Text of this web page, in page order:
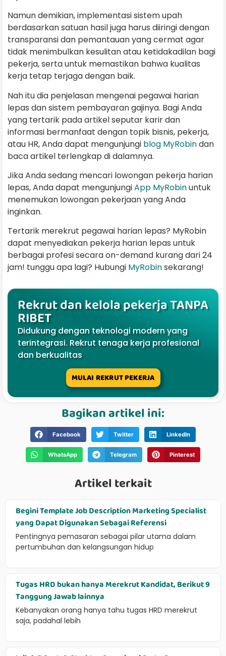
Namun demikian, implementasi sistem upah
berdasarkan satuan hasil juga harus diiringi dengan
transparansi dan pemantauan yang cermat agar
tidak menimbulkan kesulitan atau ketidakadilan bagi
pekerja, serta untuk memastikan bahwa kualitas
kerja tetap terjaga dengan baik.
Nah itu dia penjelasan mengenai pegawai harian
lepas dan sistem pembayaran gajinya. Bagi Anda
yang tertarik pada artikel seputar karir dan
informasi bermanfaat dengan topik bisnis, pekerja,
atau HR, Anda dapat mengunjungi blog MyRobindan
baca artikel terlengkap di dalamnya.
Jika Anda sedang mencari lowongan pekerja harian
lepas, Anda dapat mengunjungiApp MyRobinuntuk
menemukan lowongan pekerjaan yang Anda
inginkan.
Tertarik merekrut pegawai harian lepas? MyRobin
dapat menyediakan pekerja harian lepas untuk
berbagai profesi secara on-demand kurang dari 24
jam! tunggu apa lagi? Hubungi MyRobinsekarang!
Rekrut dan kelola pekerja TANPA
RIBET
Didukung dengan teknologi modern yang
terintegrasi. Rekrut tenaga kerja profesional
dan berkualitas
MULAI REKRUT PEKERJA
Bagikan artikel ini:
Facebook Twitter LinkedIn
WhatsApp Telegram Pinterest
Artikel terkait
Begini Template Job Description Marketing Specialist
yang Dapat Digunakan Sebagai Referensi
Pentingnya pemasaran sebagai pilar utama dalam
pertumbuhan dan kelangsungan hidup
Tugas HRD bukan hanya Merekrut Kandidat, Berikut 9
Tanggung Jawab lainnya
Kebanyakan orang hanya tahu tugas HRD merekrut
saja, padahal lebih